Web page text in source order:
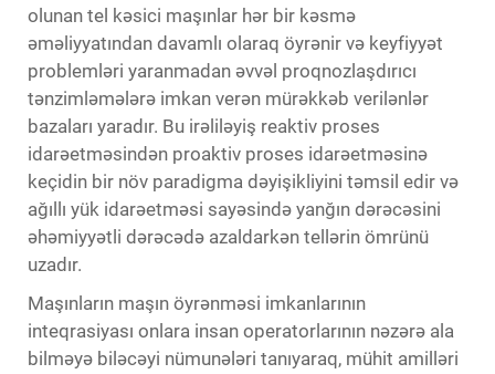
olunan tel kəsici maşınlar hər bir kəsmə
əməliyyatından davamlı olaraq öyrənir və keyfiyyət
problemləri yaranmadan əvvəl proqnozlaşdırıcı
tənzimləmələrə imkan verən mürəkkəb verilənlər
bazaları yaradır. Bu irəliləyiş reaktiv proses
idarəetməsindən proaktiv proses idarəetməsinə
keçidin bir növ paradigma dəyişikliyini təmsil edir və
ağıllı yük idarəetməsi sayəsində yanğın dərəcəsini
əhəmiyyətli dərəcədə azaldarkən tellərin ömrünü
uzadır.
Maşınların maşın öyrənməsi imkanlarının
inteqrasiyası onlara insan operatorlarının nəzərə ala
bilməyə biləcəyi nümunələri tanıyaraq, mühit amilləri